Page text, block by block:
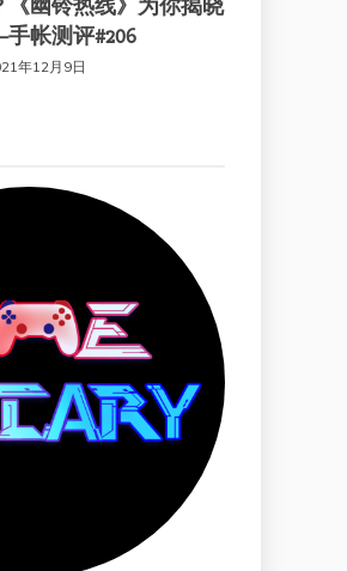
《幽铃热线》为你揭晓
帐测评#206
年12月9日